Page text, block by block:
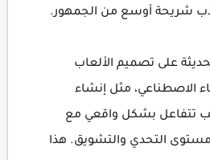
شريحة أوسع من الجمهور.
على تصميم الألعاب
الاصطناعي، مثل إنشاء
تتفاعل بشكل واقعي مع
التحدي والتشويق. هذا